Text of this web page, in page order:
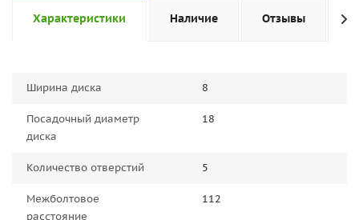
Характеристики Наличие Отзывы
Ширина диска 8
Посадочный диаметр
диска
18
Количество отверстий 5
Межболтовое
расстояние
112